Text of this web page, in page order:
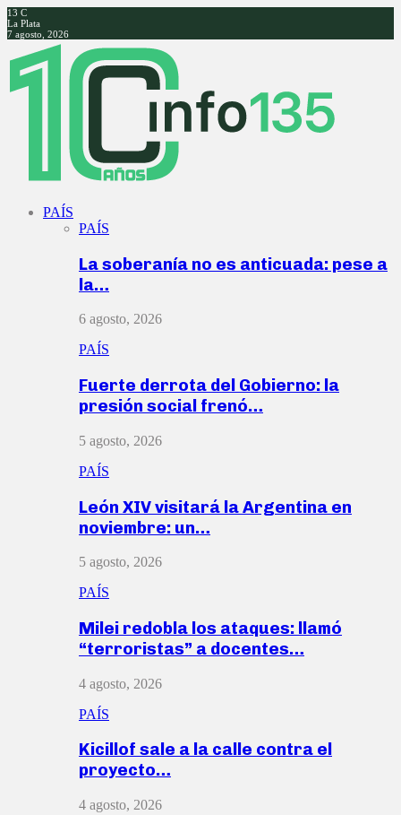
13 C
La Plata
7 agosto, 2026
Facebook
Twitter
Instagram
Youtube
PAÍS
PAÍS
La soberanía no es anticuada: pese a
la…
6 agosto, 2026
PAÍS
Fuerte derrota del Gobierno: la
presión social frenó…
5 agosto, 2026
PAÍS
León XIV visitará la Argentina en
noviembre: un…
5 agosto, 2026
PAÍS
Milei redobla los ataques: llamó
“terroristas” a docentes…
4 agosto, 2026
PAÍS
Kicillof sale a la calle contra el
proyecto…
4 agosto, 2026